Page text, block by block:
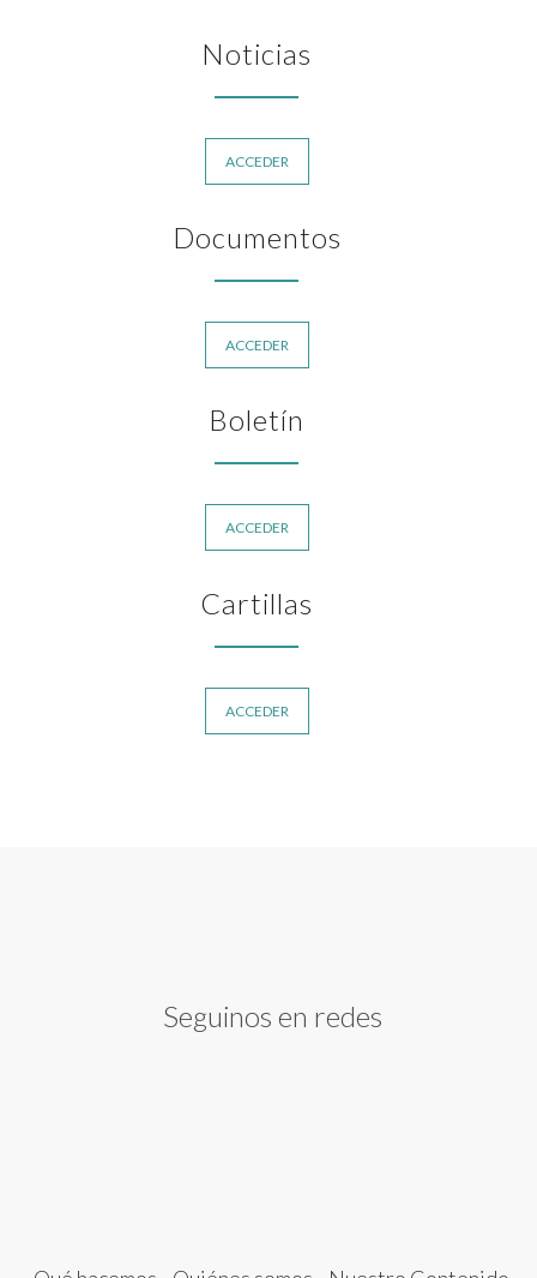
Noticias
ACCEDER
Documentos
ACCEDER
Boletín
ACCEDER
Cartillas
ACCEDER
Seguinos en redes